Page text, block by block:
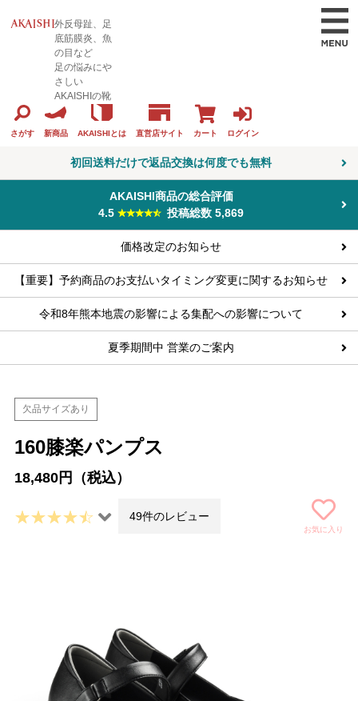
外反母趾、足
底筋膜炎、魚
の目など
足の悩みにや
さしい
AKAISHIの靴
さがす 新商品 AKAISHIとは 直営店サイト カート ログイン
初回送料だけで返品交換は何度でも無料
AKAISHI商品の総合評価
4.5
投稿総数 5,869
価格改定のお知らせ
【重要】予約商品のお支払いタイミング変更に関するお知らせ
令和8年熊本地震の影響による集配への影響について
夏季期間中 営業のご案内
欠品サイズあり
160膝楽パンプス
18,480円（税込）
49件のレビュー
お気に入り